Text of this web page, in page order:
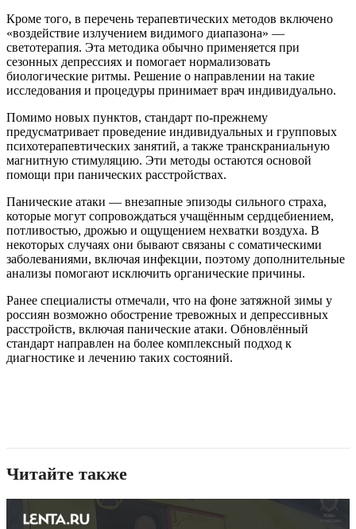
Кроме того, в перечень терапевтических методов включено
«воздействие излучением видимого диапазона» —
светотерапия. Эта методика обычно применяется при
сезонных депрессиях и помогает нормализовать
биологические ритмы. Решение о направлении на такие
исследования и процедуры принимает врач индивидуально.
Помимо новых пунктов, стандарт по-прежнему
предусматривает проведение индивидуальных и групповых
психотерапевтических занятий, а также транскраниальную
магнитную стимуляцию. Эти методы остаются основой
помощи при панических расстройствах.
Панические атаки — внезапные эпизоды сильного страха,
которые могут сопровождаться учащённым сердцебиением,
потливостью, дрожью и ощущением нехватки воздуха. В
некоторых случаях они бывают связаны с соматическими
заболеваниями, включая инфекции, поэтому дополнительные
анализы помогают исключить органические причины.
Ранее специалисты отмечали, что на фоне затяжной зимы у
россиян возможно обострение тревожных и депрессивных
расстройств, включая панические атаки. Обновлённый
стандарт направлен на более комплексный подход к
диагностике и лечению таких состояний.
Читайте также